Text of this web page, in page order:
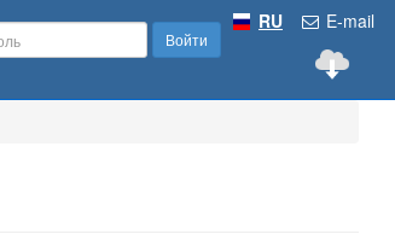
E-mail
RU
Войти